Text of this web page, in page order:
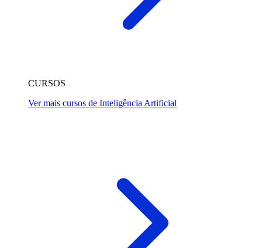
CURSOS
Ver mais cursos de Inteligência Artificial